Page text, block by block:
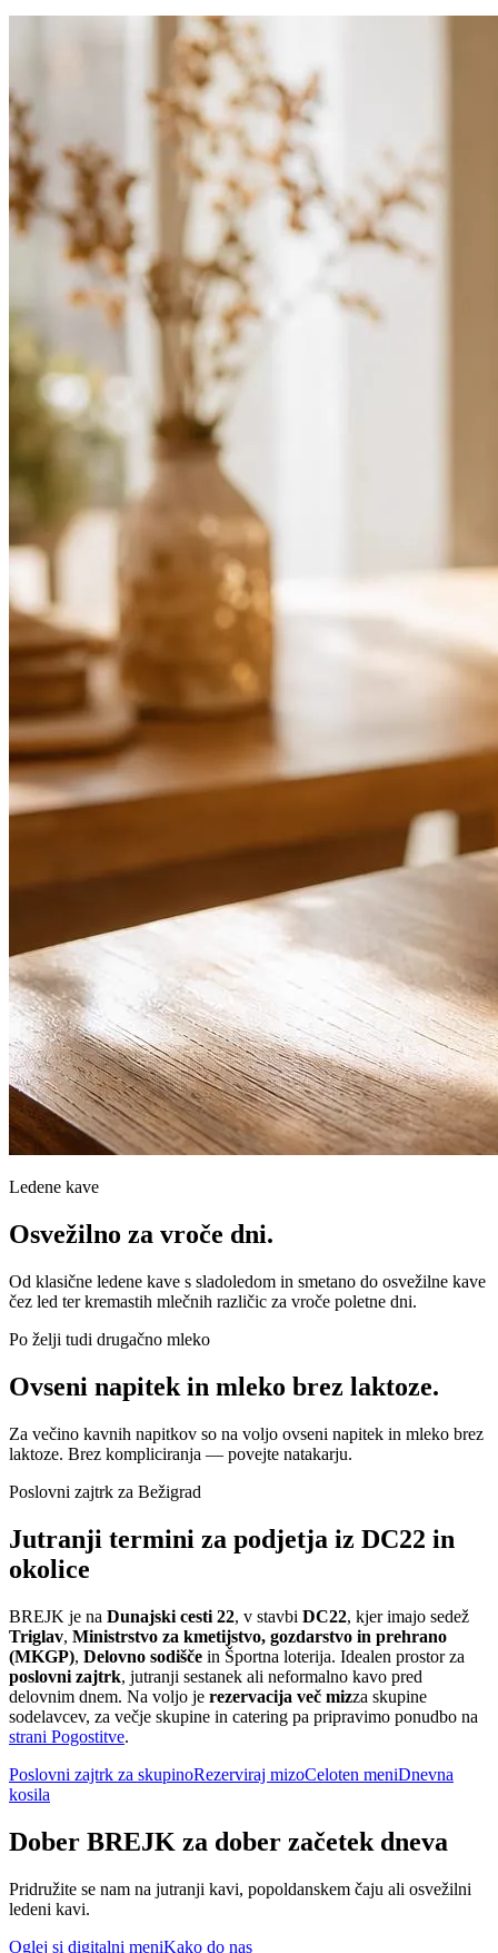
Ledene kave
Osvežilno za vroče dni.
Od klasične ledene kave s sladoledom in smetano do osvežilne kave
čez led ter kremastih mlečnih različic za vroče poletne dni.
Po želji tudi drugačno mleko
Ovseni napitek in mleko brez laktoze.
Za večino kavnih napitkov so na voljo ovseni napitek in mleko brez
laktoze. Brez kompliciranja — povejte natakarju.
Poslovni zajtrk za Bežigrad
Jutranji termini za podjetja iz DC22 in
okolice
BREJK je na Dunajski cesti 22, v stavbi DC22, kjer imajo sedež
Triglav, Ministrstvo za kmetijstvo, gozdarstvo in prehrano
(MKGP), Delovno sodišče in Športna loterija. Idealen prostor za
poslovni zajtrk, jutranji sestanek ali neformalno kavo pred
delovnim dnem. Na voljo je rezervacija več mizza skupine
sodelavcev, za večje skupine in catering pa pripravimo ponudbo na
strani Pogostitve.
Poslovni zajtrk za skupinoRezerviraj mizoCeloten meniDnevna
kosila
Dober BREJK za dober začetek dneva
Pridružite se nam na jutranji kavi, popoldanskem čaju ali osvežilni
ledeni kavi.
Oglej si digitalni meniKako do nas